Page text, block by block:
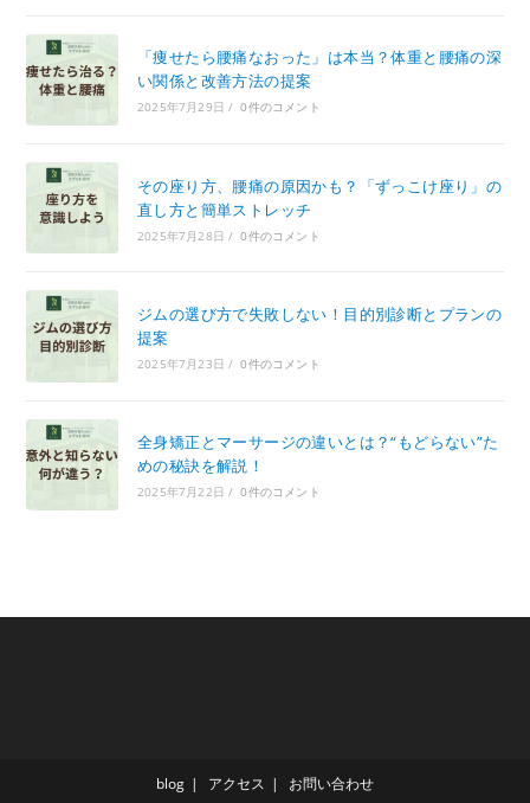
「痩せたら腰痛なおった」は本当？体重と腰痛の深
い関係と改善方法の提案
2025年7月29日 / 0件のコメント
その座り方、腰痛の原因かも？「ずっこけ座り」の
直し方と簡単ストレッチ
2025年7月28日 / 0件のコメント
ジムの選び方で失敗しない！目的別診断とプランの
提案
2025年7月23日 / 0件のコメント
全身矯正とマーサージの違いとは？“もどらない”た
めの秘訣を解説！
2025年7月22日 / 0件のコメント
blog アクセス お問い合わせ